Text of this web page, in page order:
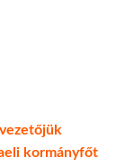
kormányfőt